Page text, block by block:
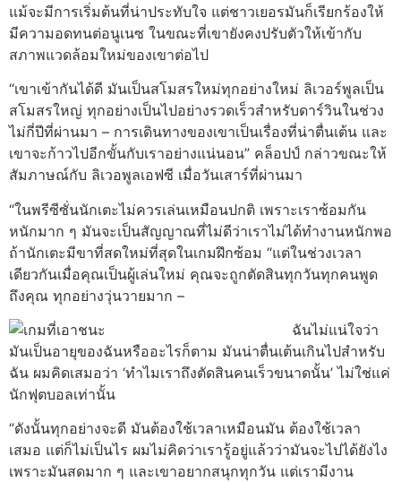
แม้จะมีการเริ่มต้นที่น่าประทับใจ แต่ชาวเยอรมันก็เรียกร้องให้
มีความอดทนต่อนูเนซ ในขณะที่เขายังคงปรับตัวให้เข้ากับ
สภาพแวดล้อมใหม่ของเขาต่อไป
“เขาเข้ากันได้ดี มันเป็นสโมสรใหม่ทุกอย่างใหม่ ลิเวอร์พูลเป็น
สโมสรใหญ่ ทุกอย่างเป็นไปอย่างรวดเร็วสําหรับดาร์วินในช่วง
ไม่กี่ปีที่ผ่านมา – การเดินทางของเขาเป็นเรื่องที่น่าตื่นเต้น และ
เขาจะก้าวไปอีกขั้นกับเราอย่างแน่นอน” คล็อปป์ กล่าวขณะให้
สัมภาษณ์กับ ลิเวอพูลเอฟซี เมื่อวันเสาร์ที่ผ่านมา
“ในพรีซีซั่นนักเตะไม่ควรเล่นเหมือนปกติ เพราะเราซ้อมกัน
หนักมาก ๆ มันจะเป็นสัญญาณที่ไม่ดีว่าเราไม่ได้ทํางานหนักพอ
ถ้านักเตะมีขาที่สดใหม่ที่สุดในเกมฝึกซ้อม “แต่ในช่วงเวลา
เดียวกันเมื่อคุณเป็นผู้เล่นใหม่ คุณจะถูกตัดสินทุกวันทุกคนพูด
ถึงคุณ ทุกอย่างวุ่นวายมาก –
ฉันไม่แน่ใจว่า
มันเป็นอายุของฉันหรืออะไรก็ตาม มันน่าตื่นเต้นเกินไปสําหรับ
ฉัน ผมคิดเสมอว่า ‘ทําไมเราถึงตัดสินคนเร็วขนาดนั้น’ ไม่ใช่แค่
นักฟุตบอลเท่านั้น
“ดังนั้นทุกอย่างจะดี มันต้องใช้เวลาเหมือนมัน ต้องใช้เวลา
เสมอ แต่ก็ไม่เป็นไร ผมไม่คิดว่าเรารู้อยู่แล้วว่ามันจะไปได้ยังไง
เพราะมันสดมาก ๆ และเขาอยากสนุกทุกวัน แต่เรามีงาน